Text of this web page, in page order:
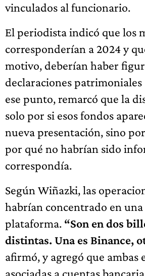
vinculados al funcionario.
El periodista indicó que los
corresponderían a 2024 y
motivo, deberían haber
declaraciones patrimoniales
ese punto, remarcó que la
solo por si esos fondos
nueva presentación, sino
por qué no habrían sido
correspondía.
Según Wiñazki, las
habrían concentrado en
plataforma. “Son en dos
distintas. Una es Binance,
afirmó, y agregó que ambas
asociadas a cuentas